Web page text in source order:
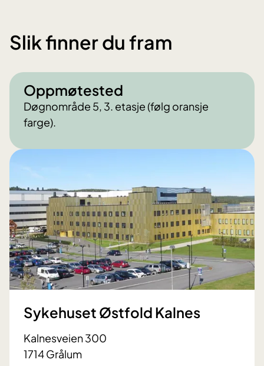
Slik finner du fram
Oppmøtested
Døgnområde 5, 3. etasje (følg oransje
farge).
Sykehuset Østfold Kalnes
Kalnesveien 300
1714 Grålum